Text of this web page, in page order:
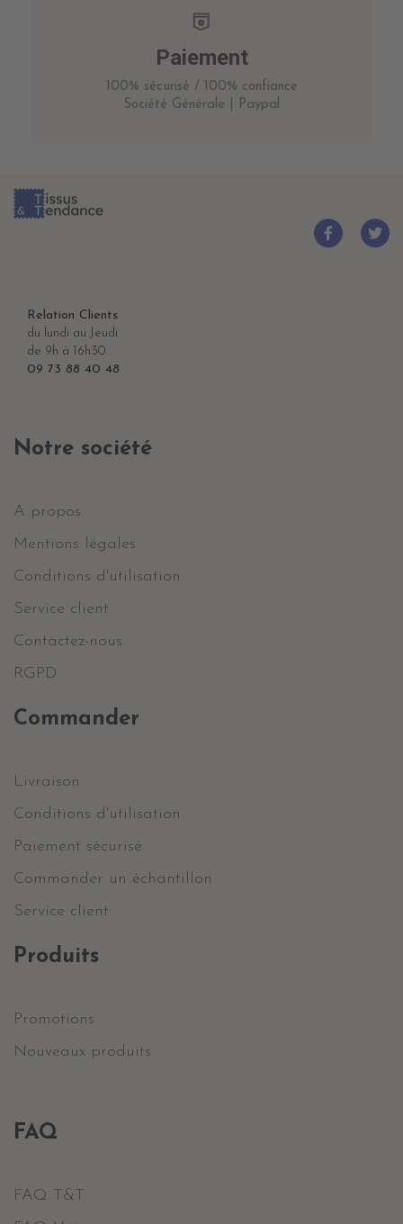
Paiement
100% sécurisé / 100% confiance
Société Générale | Paypal
Relation Clients
du lundi au Jeudi
de 9h à 16h30
09 73 88 40 48
Notre société
A propos
Mentions légales
Conditions d'utilisation
Service client
Contactez-nous
RGPD
Commander
Livraison
Conditions d'utilisation
Paiement sécurisé
Commander un échantillon
Service client
Produits
Promotions
Nouveaux produits
FAQ
FAQ T&T